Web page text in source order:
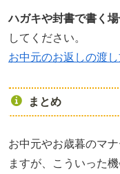
ハガキや封書で書く
してください。
お中元のお返しの渡
まとめ
お中元やお歳暮のマ
ますが、こういった